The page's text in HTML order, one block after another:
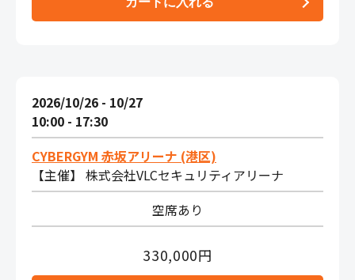
2026/10/26 - 10/27
10:00 - 17:30
CYBERGYM 赤坂アリーナ (港区)
【主催】 株式会社VLCセキュリティアリーナ
空席あり
330,000円